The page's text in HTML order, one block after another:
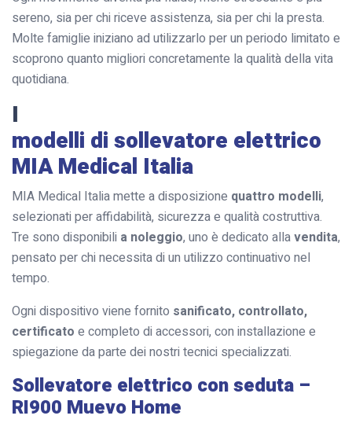
sereno, sia per chi riceve assistenza, sia per chi la presta.
Molte famiglie iniziano ad utilizzarlo per un periodo limitato e
scoprono quanto migliori concretamente la qualità della vita
quotidiana.
I
modelli di sollevatore elettrico
MIA Medical Italia
MIA Medical Italia mette a disposizione quattro modelli,
selezionati per affidabilità, sicurezza e qualità costruttiva.
Tre sono disponibili a noleggio, uno è dedicato allavendita,
pensato per chi necessita di un utilizzo continuativo nel
tempo.
Ogni dispositivo viene fornito sanificato, controllato,
certificato e completo di accessori, con installazione e
spiegazione da parte dei nostri tecnici specializzati.
Sollevatore elettrico con seduta –
RI900 Muevo Home